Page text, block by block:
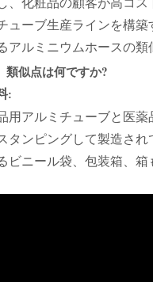
ューブ生産ラインを構
アルミニウムホースの類
類似点は何ですか?
:
用アルミチューブと医
タンピングして製造さ
ビニール袋、包装箱、箱